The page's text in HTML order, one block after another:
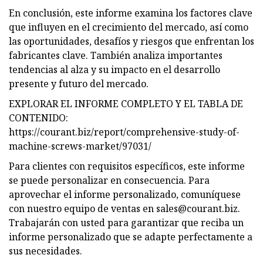
En conclusión, este informe examina los factores clave
que influyen en el crecimiento del mercado, así como
las oportunidades, desafíos y riesgos que enfrentan los
fabricantes clave. También analiza importantes
tendencias al alza y su impacto en el desarrollo
presente y futuro del mercado.
EXPLORAR EL INFORME COMPLETO Y EL TABLA DE
CONTENIDO:
https://courant.biz/report/comprehensive-study-of-
machine-screws-market/97031/
Para clientes con requisitos específicos, este informe
se puede personalizar en consecuencia. Para
aprovechar el informe personalizado, comuníquese
con nuestro equipo de ventas en sales@courant.biz.
Trabajarán con usted para garantizar que reciba un
informe personalizado que se adapte perfectamente a
sus necesidades.